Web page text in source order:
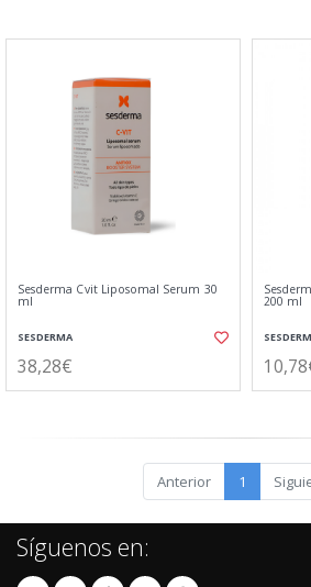
Sesderma Cvit Liposomal Serum 30
ml
SESDERMA
38,28€
200 ml
Anterior 1
Síguenos en: